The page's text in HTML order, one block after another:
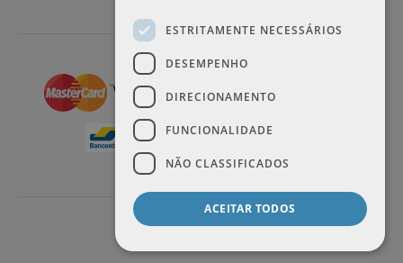
ESTRITAMENTE NECESSÁRIOS
DESEMPENHO
DIRECIONAMENTO
FUNCIONALIDADE
NÃO CLASSIFICADOS
ACEITAR TODOS